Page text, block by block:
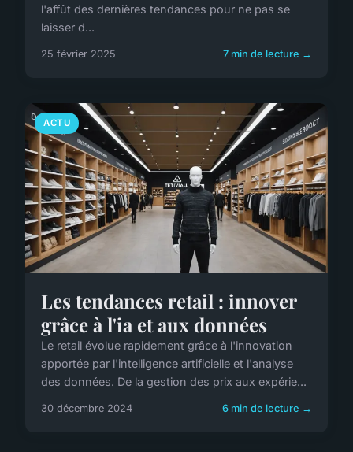
l'affût des dernières tendances pour ne pas se
laisser d...
25 février 2025 7 min de lecture →
ACTU
Les tendances retail : innover
grâce à l'ia et aux données
Le retail évolue rapidement grâce à l'innovation
apportée par l'intelligence artificielle et l'analyse
des données. De la gestion des prix aux expérie...
30 décembre 2024 6 min de lecture →